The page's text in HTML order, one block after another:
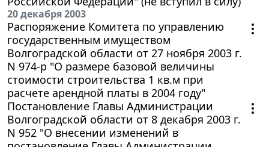
20 декабря 2003
Распоряжение Комитета по управлению
государственным имуществом
Волгоградской области от 27 ноября 2003 г.
N 974-р "О размере базовой величины
стоимости строительства 1 кв.м при
расчете арендной платы в 2004 году"
Постановление Главы Администрации
Волгоградской области от 8 декабря 2003 г.
N 952 "О внесении изменений в